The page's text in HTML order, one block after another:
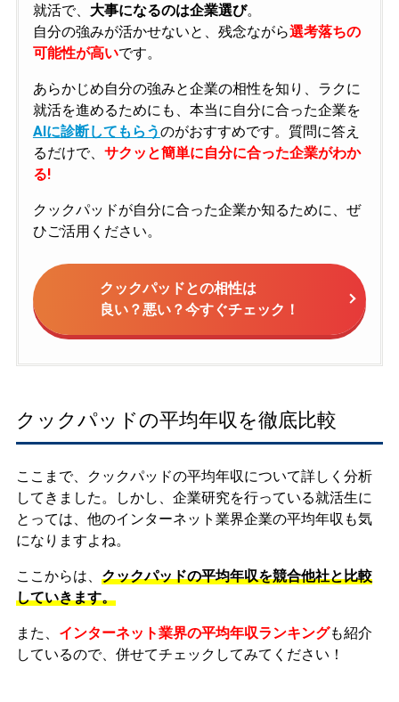
就活で、 大事になるのは企業選び。
自分の強みが活かせないと、残念ながら選考落ちの
可能性が高いです。
あらかじめ自分の強みと企業の相性を知り、ラクに
就活を進めるためにも、本当に自分に合った企業を
AIに診断してもらうのがおすすめです。質問に答え
るだけで、 サクッと簡単に自分に合った企業がわか
る!
クックパッドが自分に合った企業か知るために、ぜ
ひご活用ください。
クックパッドとの相性は
良い？悪い？今すぐチェック！
クックパッドの平均年収を徹底比較
ここまで、クックパッドの平均年収について詳しく分析
してきました。しかし、企業研究を行っている就活生に
とっては、他のインターネット業界企業の平均年収も気
になりますよね。
ここからは、 クックパッドの平均年収を競合他社と比較
していきます。
また、 インターネット業界の平均年収ランキングも紹介
しているので、併せてチェックしてみてください！